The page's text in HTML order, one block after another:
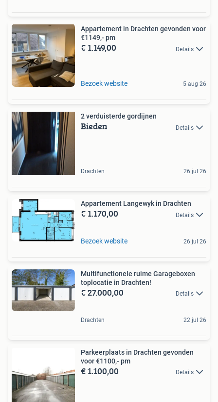
Appartement in Drachten gevonden voor
€1149,- pm
€ 1.149,00 Details
Bezoek website 5 aug 26
2 verduisterde gordijnen
Bieden Details
Drachten 26 jul 26
Appartement Langewyk in Drachten
€ 1.170,00 Details
Bezoek website 26 jul 26
Multifunctionele ruime Garageboxen
toplocatie in Drachten!
€ 27.000,00 Details
Drachten 22 jul 26
Parkeerplaats in Drachten gevonden
voor €1100,- pm
€ 1.100,00 Details